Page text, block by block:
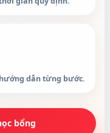
dẫn từng bước.
bổng